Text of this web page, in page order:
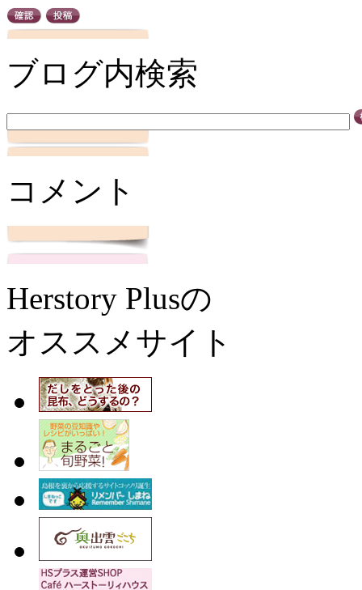
ブログ内検索
コメント
Herstory Plusの
オススメサイト